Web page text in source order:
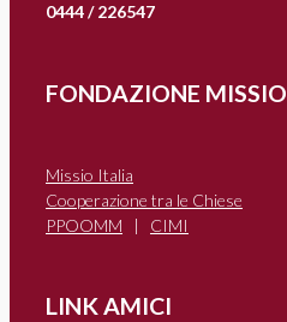
0444 / 226547
FONDAZIONE MISSIO
Missio Italia
Cooperazione tra le Chiese
PPOOMM | CIMI
LINK AMICI